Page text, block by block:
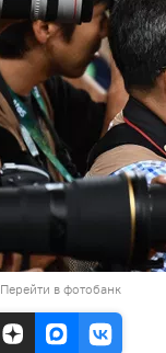
Перейти в фотобанк